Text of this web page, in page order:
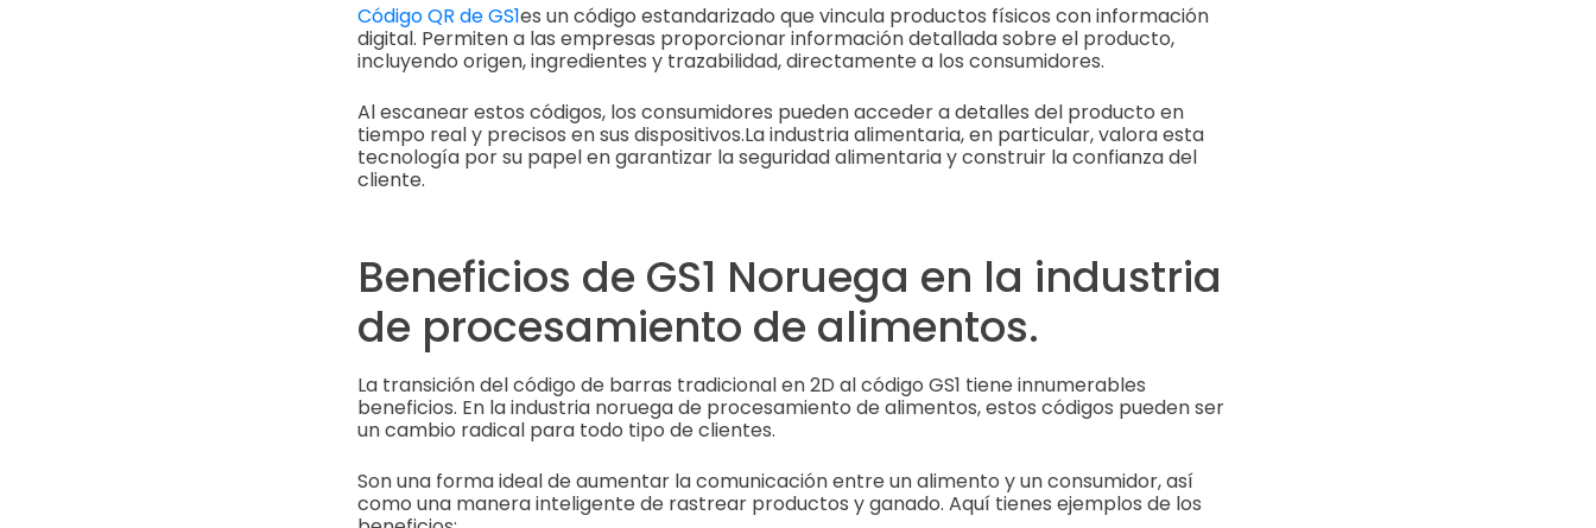
Código QR de GS1es un código estandarizado que vincula productos físicos con información
digital. Permiten a las empresas proporcionar información detallada sobre el producto,
incluyendo origen, ingredientes y trazabilidad, directamente a los consumidores.
Al escanear estos códigos, los consumidores pueden acceder a detalles del producto en
tiempo real y precisos en sus dispositivos.La industria alimentaria, en particular, valora esta
tecnología por su papel en garantizar la seguridad alimentaria y construir la confianza del
cliente.
Beneficios de GS1 Noruega en la industria
de procesamiento de alimentos.
La transición del código de barras tradicional en 2D al código GS1 tiene innumerables
beneficios. En la industria noruega de procesamiento de alimentos, estos códigos pueden ser
un cambio radical para todo tipo de clientes.
Son una forma ideal de aumentar la comunicación entre un alimento y un consumidor, así
como una manera inteligente de rastrear productos y ganado. Aquí tienes ejemplos de los